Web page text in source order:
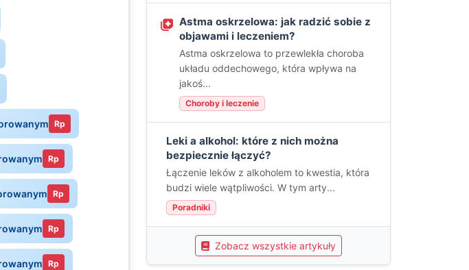
Rp
Rp
Rp
Rp
Rp
Astma oskrzelowa: jak radzić sobie z
objawami i leczeniem?
Astma oskrzelowa to przewlekła choroba
układu oddechowego, która wpływa na
jakoś...
Choroby i leczenie
Leki a alkohol: które z nich można
bezpiecznie łączyć?
Łączenie leków z alkoholem to kwestia, która
budzi wiele wątpliwości. W tym arty...
Poradniki
Zobacz wszystkie artykuły